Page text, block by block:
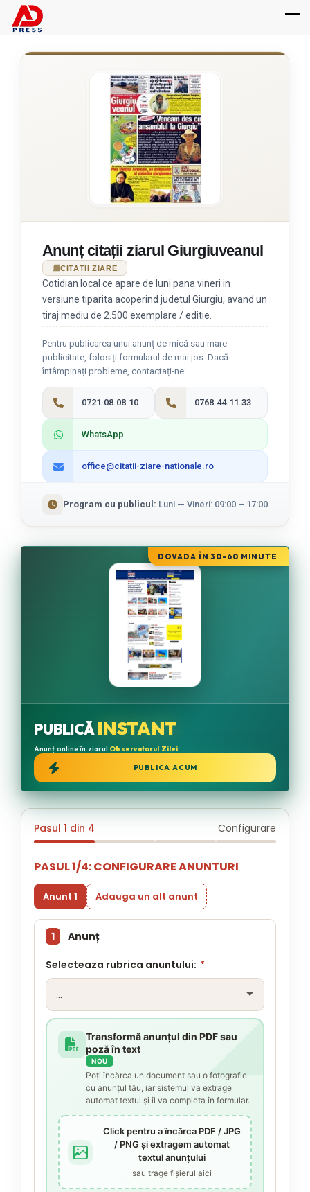
Anunț citații ziarul Giurgiuveanul
CITAȚII ZIARE
Cotidian local ce apare de luni pana vineri in
versiune tiparita acoperind judetul Giurgiu, avand un
tiraj mediu de 2.500 exemplare / editie.
Pentru publicarea unui anunț de mică sau mare
publicitate, folosiți formularul de mai jos. Dacă
întâmpinați probleme, contactați-ne:
0721.08.08.10 0768.44.11.33
WhatsApp
office@citatii-ziare-nationale.ro
Program cu publicul: Luni — Vineri: 09:00 – 17:00
DOVADA ÎN 30-60 MINUTE
PUBLICĂINSTANT
Anunț online în ziarul Observatorul Zilei
PUBLICA ACUM
Pasul 1 din 4 Configurare
PASUL 1/4: CONFIGURARE ANUNTURI
Anunt 1 Adauga un alt anunt
1 Anunț
Selecteaza rubrica anuntului: *
Transformă anunțul din PDF sau
poză în text
NOU
Poți încărca un document sau o fotografie
cu anunțul tău, iar sistemul va extrage
automat textul și îl va completa în formular.
Click pentru a încărca PDF / JPG
/ PNG și extragem automat
textul anunțului
sau trage fișierul aici